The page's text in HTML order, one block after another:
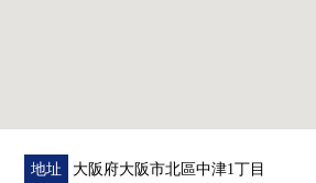
★另外，請隨便詢問詳細★
地址 大阪府大阪市北區中津1丁目